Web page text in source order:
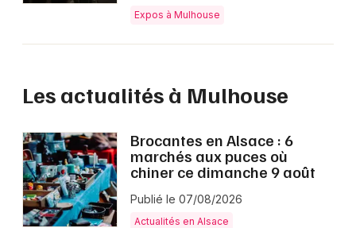
Expos à Mulhouse
Les actualités à Mulhouse
Brocantes en Alsace : 6
marchés aux puces où
chiner ce dimanche 9 août
Publié le 07/08/2026
Actualités en Alsace